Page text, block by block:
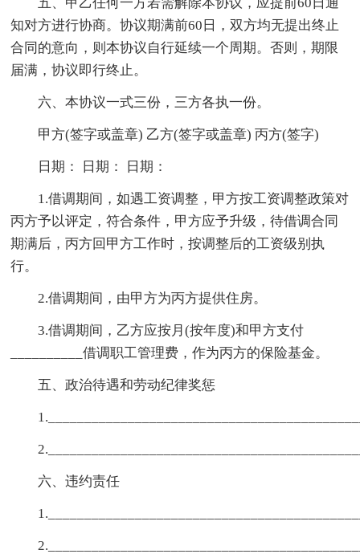
知对方进行协商。协议期满前60日，双方均无提出终止
合同的意向，则本协议自行延续一个周期。否则，期限
届满，协议即行终止。
六、本协议一式三份，三方各执一份。
甲方(签字或盖章) 乙方(签字或盖章) 丙方(签字)
日期： 日期： 日期：
1.借调期间，如遇工资调整，甲方按工资调整政策对
丙方予以评定，符合条件，甲方应予升级，待借调合同
期满后，丙方回甲方工作时，按调整后的工资级别执
行。
2.借调期间，由甲方为丙方提供住房。
3.借调期间，乙方应按月(按年度)和甲方支付
__________借调职工管理费，作为丙方的保险基金。
五、政治待遇和劳动纪律奖惩
六、违约责任